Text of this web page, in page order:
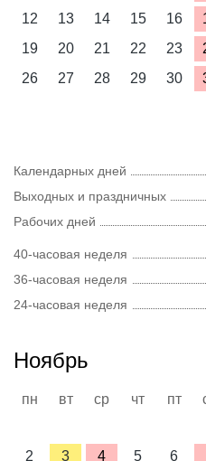
12
13 14 15 16
19
20 21 22 23
26
27 28 29 30
Календарных дней
Выходных и праздничных
Рабочих дней
40-часовая неделя
36-часовая неделя
24-часовая неделя
Ноябрь
пн вт ср чт пт
2
3 4 5 6